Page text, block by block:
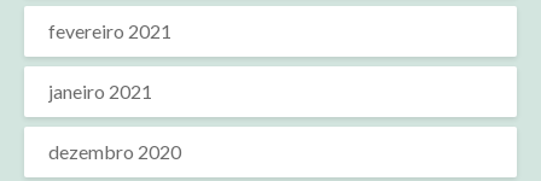
fevereiro 2021
janeiro 2021
dezembro 2020